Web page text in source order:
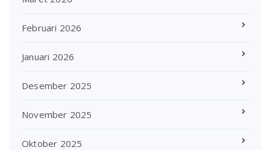
Februari 2026
Januari 2026
Desember 2025
November 2025
Oktober 2025